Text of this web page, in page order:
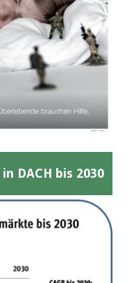
DACH bis 2030